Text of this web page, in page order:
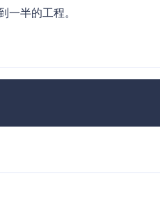
半的工程。